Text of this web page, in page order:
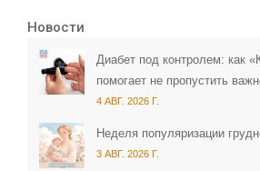
Новости
Диабет под контролем: как
помогает не пропустить
4 АВГ. 2026 Г.
Неделя популяризации
3 АВГ. 2026 Г.